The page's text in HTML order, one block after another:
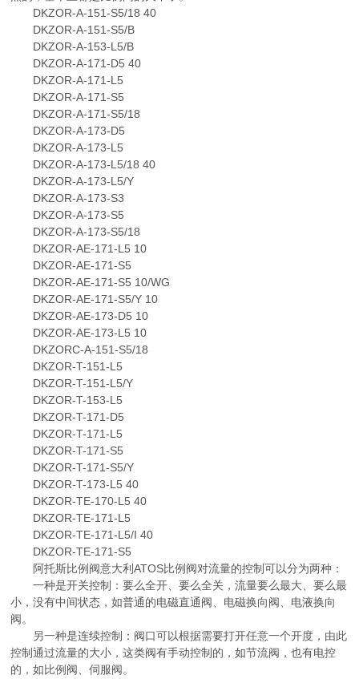
DKZOR-A-151-S5/18 40
DKZOR-A-151-S5/B
DKZOR-A-153-L5/B
DKZOR-A-171-D5 40
DKZOR-A-171-L5
DKZOR-A-171-S5
DKZOR-A-171-S5/18
DKZOR-A-173-D5
DKZOR-A-173-L5
DKZOR-A-173-L5/18 40
DKZOR-A-173-L5/Y
DKZOR-A-173-S3
DKZOR-A-173-S5
DKZOR-A-173-S5/18
DKZOR-AE-171-L5 10
DKZOR-AE-171-S5
DKZOR-AE-171-S5 10/WG
DKZOR-AE-171-S5/Y 10
DKZOR-AE-173-D5 10
DKZOR-AE-173-L5 10
DKZORC-A-151-S5/18
DKZOR-T-151-L5
DKZOR-T-151-L5/Y
DKZOR-T-153-L5
DKZOR-T-171-D5
DKZOR-T-171-L5
DKZOR-T-171-S5
DKZOR-T-171-S5/Y
DKZOR-T-173-L5 40
DKZOR-TE-170-L5 40
DKZOR-TE-171-L5
DKZOR-TE-171-L5/I 40
DKZOR-TE-171-S5
阿托斯比例阀意大利ATOS比例阀对流量的控制可以分为两种：
一种是开关控制：要么全开、要么全关，流量要么最大、要么最
小，没有中间状态，如普通的电磁直通阀、电磁换向阀、电液换向
阀。
另一种是连续控制：阀口可以根据需要打开任意一个开度，由此
控制通过流量的大小，这类阀有手动控制的，如节流阀，也有电控
的，如比例阀、伺服阀。